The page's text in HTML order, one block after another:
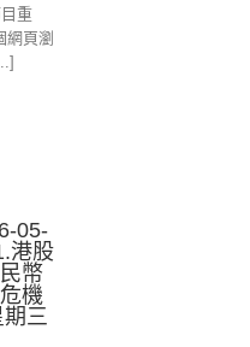
重
網頁瀏
05-
港股
幣
機
期三